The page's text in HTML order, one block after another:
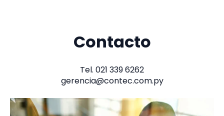
Contacto
Tel. 021 339 6262
gerencia@contec.com.py